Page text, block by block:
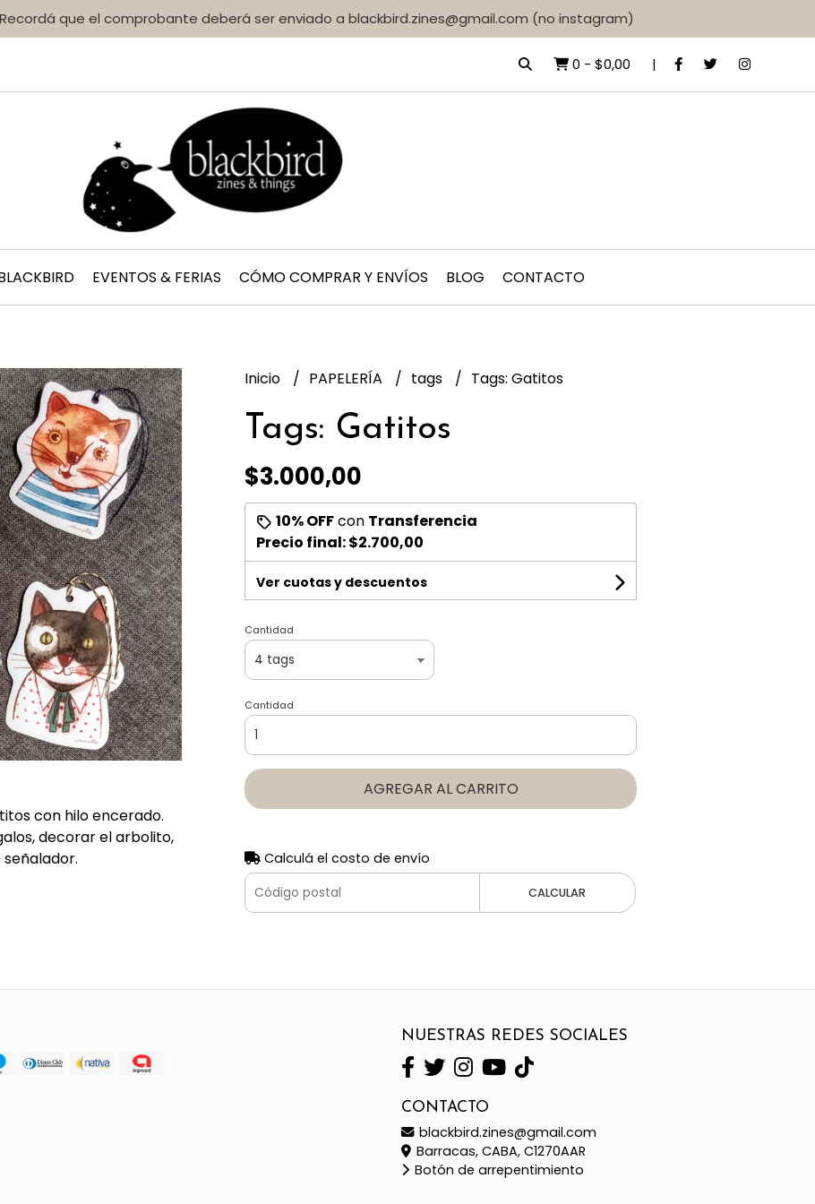
que el comprobante deberá ser enviado a blackbird.zines@gmail.com (no instagram)
0 - $0,00
EVENTOS & FERIAS CÓMO COMPRAR Y ENVÍOS BLOG CONTACTO
con hilo encerado.
decorar el arbolito,
Inicio PAPELERÍA tags Tags: Gatitos
Tags: Gatitos
$3.000,00
10% OFFcon Transferencia
Precio final:$2.700,00
Ver cuotas y descuentos
Cantidad
Cantidad
AGREGAR AL CARRITO
Calculá el costo de envío
CALCULAR
NUESTRAS REDES SOCIALES
CONTACTO
blackbird.zines@gmail.com
Barracas, CABA, C1270AAR
Botón de arrepentimiento